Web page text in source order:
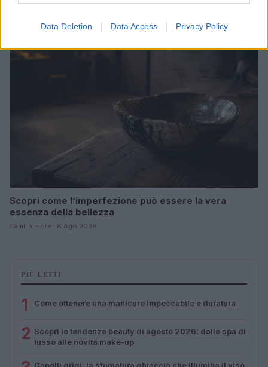
Data Deletion Data Access Privacy Policy
Scopri come l’imperfezione può essere la vera
essenza della bellezza
Camilla Fiore · 6 Ago 2026
PIÙ LETTI
1 Come ottenere una manicure impeccabile e duratura
2 Scopri le tendenze beauty di agosto 2026: dalle spa di
lusso alle novità make-up